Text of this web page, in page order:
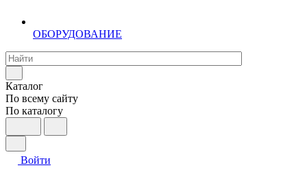
ОБОРУДОВАНИЕ
Каталог
По всему сайту
По каталогу
Войти